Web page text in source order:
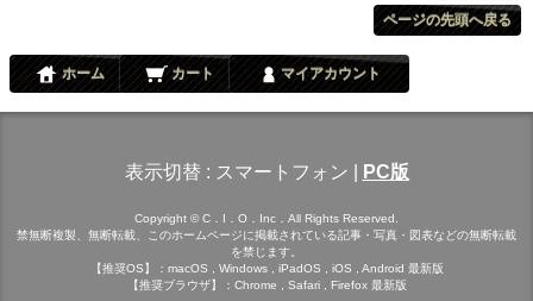
ページの先頭へ戻る
ホーム カート マイアカウント
表示切替 : スマートフォン PC版
Copyright © C．I．O．Inc．All Rights Reserved.
禁無断複製、無断転載、このホームページに掲載されている記事・写真・図表などの無断転載
を禁じます。
【推奨OS】：macOS , Windows , iPadOS , iOS , Android 最新版
【推奨ブラウザ】：Chrome , Safari , Firefox 最新版